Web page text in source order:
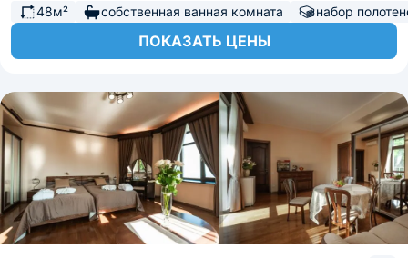
48м²
собственная ванная комната набор
ПОКАЗАТЬ ЦЕНЫ